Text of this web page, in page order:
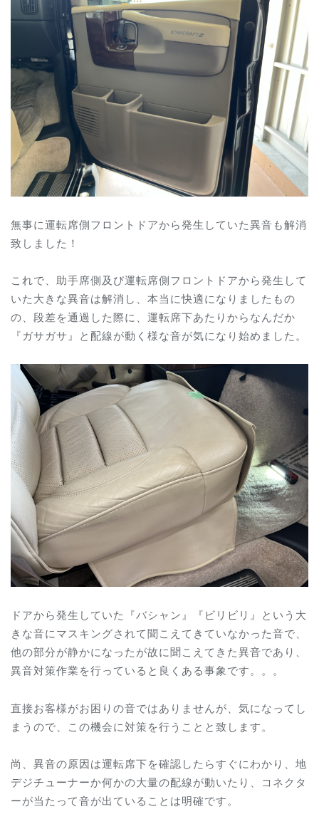
無事に運転席側フロントドアから発生していた異音も解消
致しました！
これで、助手席側及び運転席側フロントドアから発生して
いた大きな異音は解消し、本当に快適になりましたもの
の、段差を通過した際に、運転席下あたりからなんだか
『ガサガサ』と配線が動く様な音が気になり始めました。
ドアから発生していた『バシャン』『ビリビリ』という大
きな音にマスキングされて聞こえてきていなかった音で、
他の部分が静かになったが故に聞こえてきた異音であり、
異音対策作業を行っていると良くある事象です。。。
直接お客様がお困りの音ではありませんが、気になってし
まうので、この機会に対策を行うことと致します。
尚、異音の原因は運転席下を確認したらすぐにわかり、地
デジチューナーか何かの大量の配線が動いたり、コネクタ
ーが当たって音が出ていることは明確です。